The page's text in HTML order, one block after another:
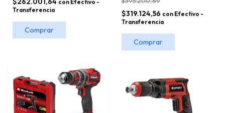
con Efectivo -
Transferencia
$319.124,56 con Efectivo -
Transferencia